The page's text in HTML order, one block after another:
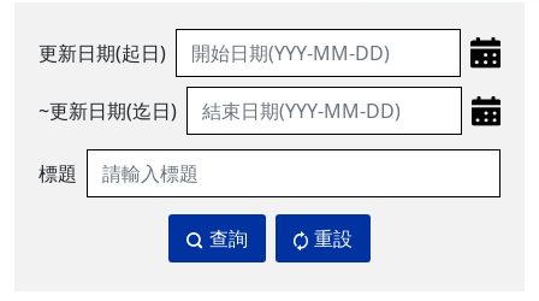
更新日期(起日)
~更新日期(迄日)
標題
查詢 重設